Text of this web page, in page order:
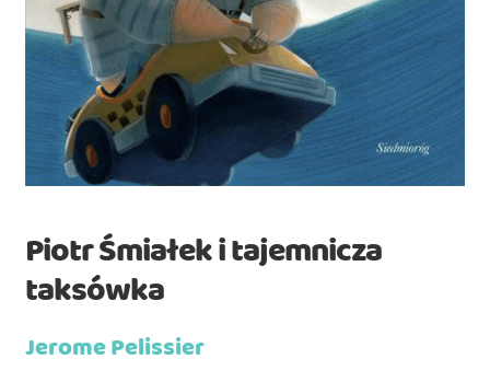
Piotr Śmiałek i tajemnicza
taksówka
Jerome Pelissier